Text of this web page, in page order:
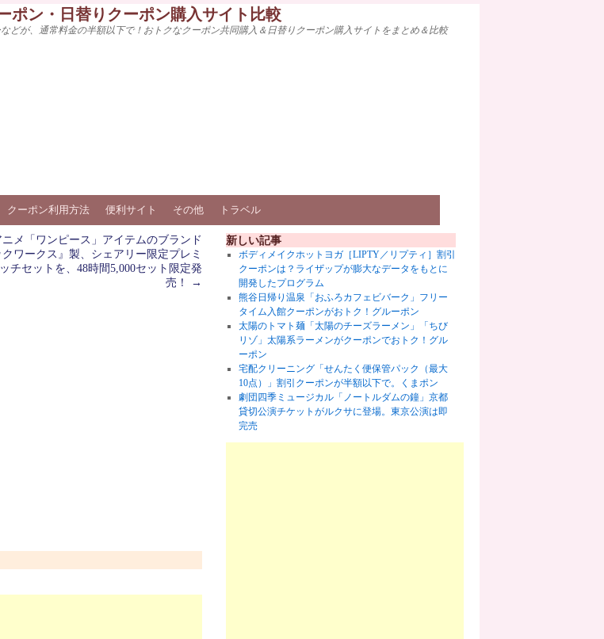
ポン・日替りクーポン購入サイト比較
どが、通常料金の半額以下で！おトクなクーポン共同購入＆日替りクーポン購入サイトをまとめ＆比較
クーポン利用方法 便利サイト その他 トラベル
ニメ「ワンピース」アイテムのブランド
クワークス』製、シェアリー限定プレミ
チセットを、48時間5,000セット限定発
売！
→
新しい記事
ボディメイクホットヨガ［LIPTY／リプティ］割引
クーポンは？ライザップが膨大なデータをもとに
開発したプログラム
熊谷日帰り温泉「おふろカフェビバーク」フリー
タイム入館クーポンがおトク！グルーポン
太陽のトマト麺「太陽のチーズラーメン」「ちび
リゾ」太陽系ラーメンがクーポンでおトク！グル
ーポン
宅配クリーニング「せんたく便保管パック（最大
10点）」割引クーポンが半額以下で。くまポン
劇団四季ミュージカル「ノートルダムの鐘」京都
貸切公演チケットがルクサに登場。東京公演は即
完売